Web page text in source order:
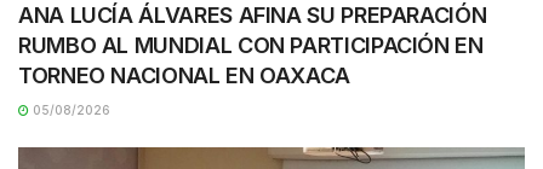
ANA LUCÍA ÁLVARES AFINA SU PREPARACIÓN
RUMBO AL MUNDIAL CON PARTICIPACIÓN EN
TORNEO NACIONAL EN OAXACA
05/08/2026